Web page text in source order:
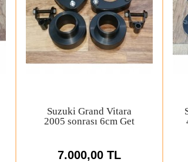
Ducki Ssangyong
Actyon Kyron 2inc
7.680,00 TL